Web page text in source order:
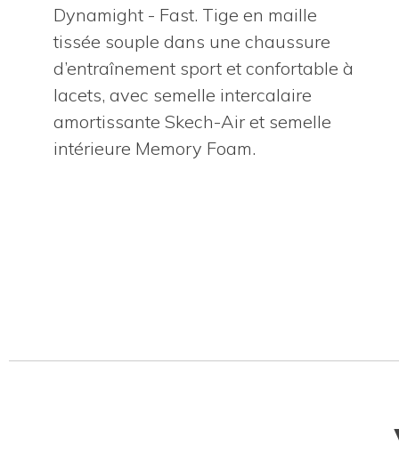
Dynamight - Fast. Tige en maille
tissée souple dans une chaussure
d’entraînement sport et confortable à
lacets, avec semelle intercalaire
amortissante Skech-Air et semelle
intérieure Memory Foam.